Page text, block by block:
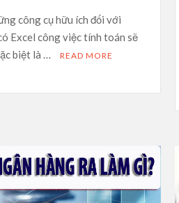
công cụ hữu ích đối với
Excel công việc tính toán sẽ
biệt là …
READ MORE